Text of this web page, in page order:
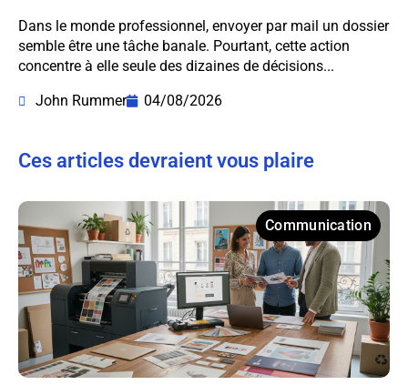
Dans le monde professionnel, envoyer par mail un dossier
semble être une tâche banale. Pourtant, cette action
concentre à elle seule des dizaines de décisions...
John Rummer
04/08/2026
Ces articles devraient vous plaire
Communication